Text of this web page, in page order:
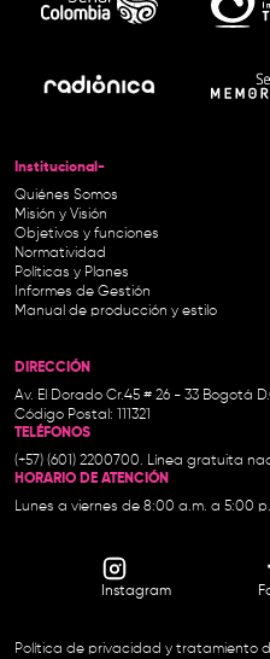
Institucional-
Quiénes Somos
Misión y Visión
Objetivos y funciones
Normatividad
Políticas y Planes
Informes de Gestión
Manual de producción y estilo
DIRECCIÓN
Av. El Dorado Cr.45 # 26 - 33 Bogotá
Código Postal: 111321
TELÉFONOS
(+57) (601) 2200700. Línea gratuita
HORARIO DE ATENCIÓN
Lunes a viernes de 8:00 a.m. a 5:00
Instagram
Política de privacidad y tratamiento